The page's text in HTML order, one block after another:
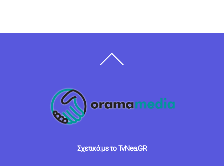
To
Σχετικά με το TvNea.GR